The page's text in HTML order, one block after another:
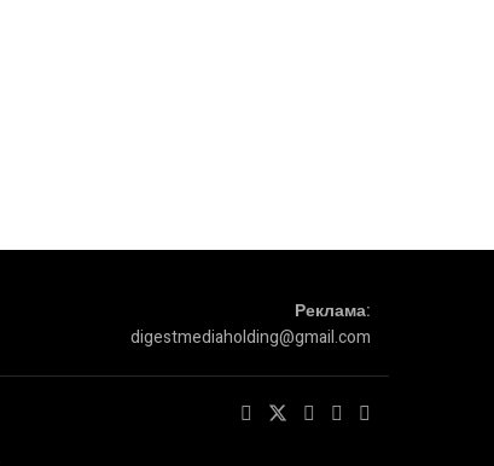
Реклама:
digestmediaholding@gmail.com